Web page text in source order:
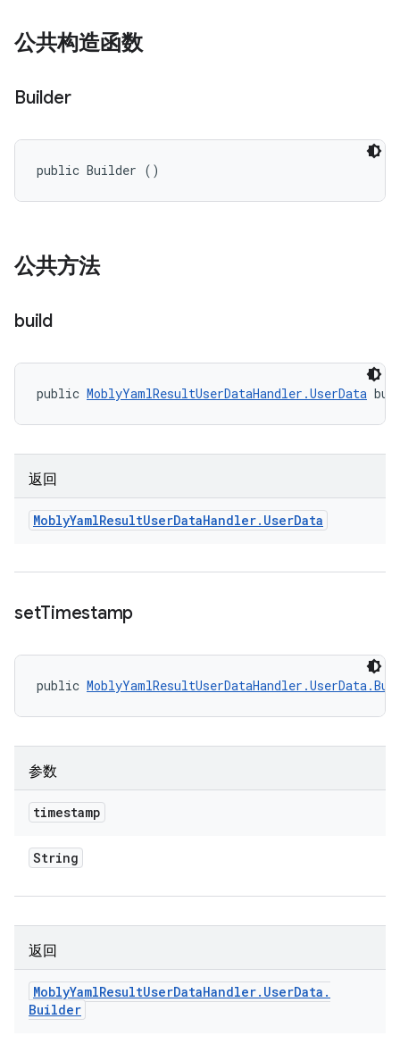
公共构造函数
Builder
public Builder ()
公共方法
build
public MoblyYamlResultUserDataHandler.UserData
返回
MoblyYamlResultUserDataHandler. UserData
setTimestamp
public
参数
timestamp
String
返回
MoblyYamlResultUserDataHandler. UserData .
Builder